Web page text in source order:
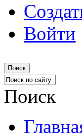
Войти
Поиск
Поиск